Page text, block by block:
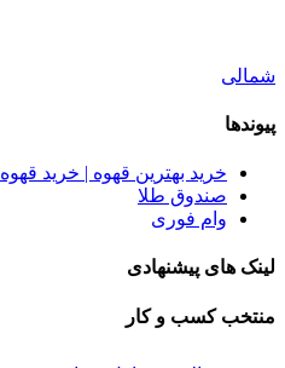
شمالی
پیوندها
خرید بهترین قهوه | خرید
صندوق طلا
وام فوری
لینک های پیشنهادی
منتخب کسب و کار